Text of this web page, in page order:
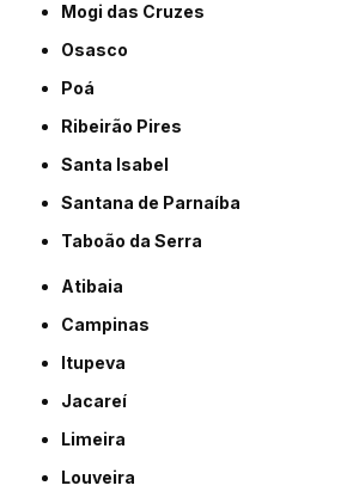
Mogi das Cruzes
Osasco
Poá
Ribeirão Pires
Santa Isabel
Santana de Parnaíba
Taboão da Serra
Atibaia
Campinas
Itupeva
Jacareí
Limeira
Louveira